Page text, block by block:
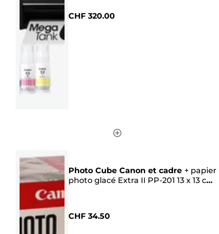
sur
CHF 320.00
Photo Cube Canon et cadre + papier
photo glacé Extra II PP-201 13 x 13 cm
CHF 34.50